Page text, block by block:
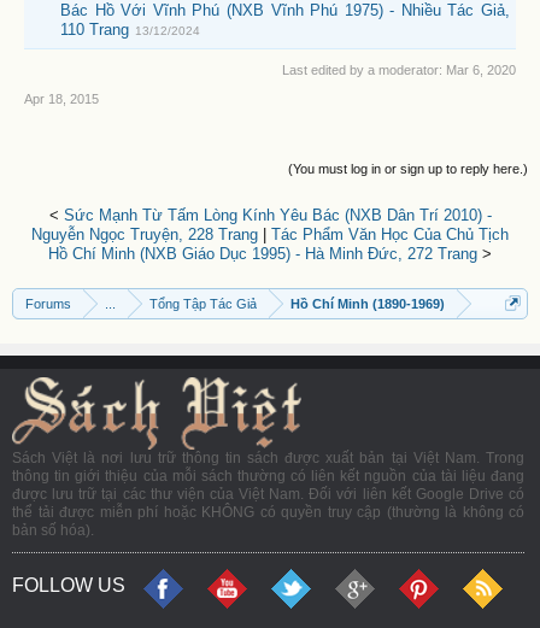
Bác Hồ Với Vĩnh Phú (NXB Vĩnh Phú 1975) - Nhiều Tác Giả,
110 Trang 13/12/2024
Last edited by a moderator: Mar 6, 2020
Apr 18, 2015
(You must log in or sign up to reply here.)
< Sức Mạnh Từ Tấm Lòng Kính Yêu Bác (NXB Dân Trí 2010) -
Nguyễn Ngọc Truyện, 228 Trang
Tác Phẩm Văn Học Của Chủ Tịch
Hồ Chí Minh (NXB Giáo Dục 1995) - Hà Minh Đức, 272 Trang >
Forums Tổng Tập Tác Giả Hồ Chí Minh (1890-1969)
Sách Việt là nơi lưu trữ thông tin sách được xuất bản tại Việt Nam. Trong
thông tin giới thiệu của mỗi sách thường có liên kết nguồn của tài liệu đang
được lưu trữ tại các thư viện của Việt Nam. Đối với liên kết Google Drive có
thể tải được miễn phí hoặc KHÔNG có quyền truy cập (thường là không có
bản số hóa).
FOLLOW US